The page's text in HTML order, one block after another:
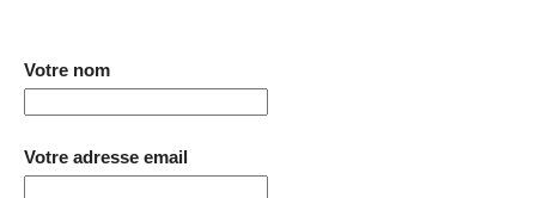
Votre nom
Votre adresse email